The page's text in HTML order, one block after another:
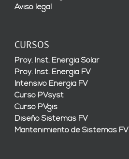
Aviso legal
CURSOS
Proy. Inst. Energía Solar
Proy. Inst. Energía FV
Intensivo Energía FV
Curso PVsyst
Curso PVgis
Diseño Sistemas FV
Mantenimiento de Sistemas FV